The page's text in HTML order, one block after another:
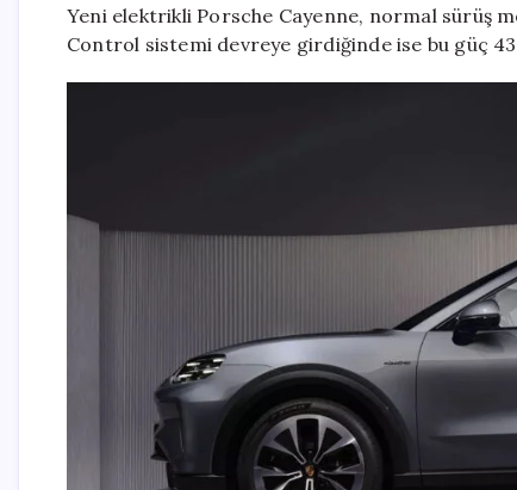
Yeni elektrikli Porsche Cayenne, normal sürüş
Control sistemi devreye girdiğinde ise bu güç